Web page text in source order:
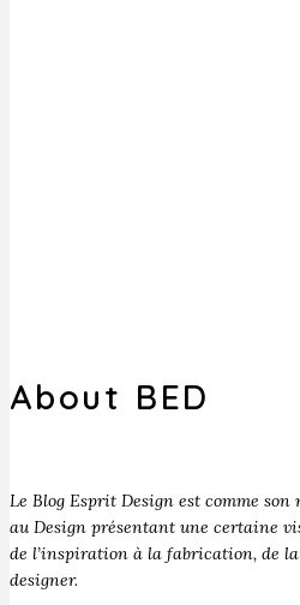
About BED
Le Blog Esprit Design est comme son
au Design présentant une certaine
de l’inspiration à la fabrication, de
designer.